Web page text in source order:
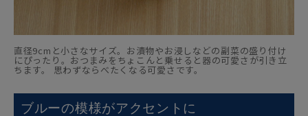
直径9cmと小さなサイズ。お漬物やお浸しなどの副菜の盛り付け
にぴったり。おつまみをちょこんと乗せると器の可愛さが引き立
ちます。 思わずならべたくなる可愛さです。
ブルーの模様がアクセントに